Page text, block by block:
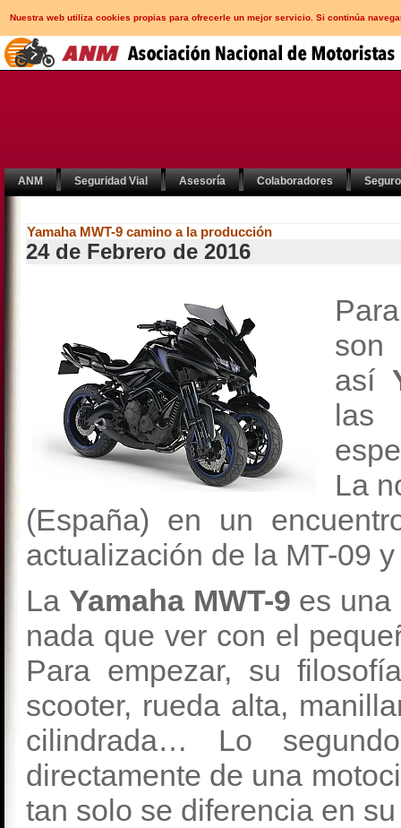
Nuestra web utiliza cookies propias para ofrecerle un mejor servicio. Si continúa
ANM Seguridad Vial Asesoría Colaboradores
Yamaha MWT-9 camino a la producción
24 de Febrero de 2016
son
así
las
La
(España) en un
actualización de la MT-09
La Yamaha MWT-9 es una
nada que ver con el
Para empezar, su
scooter, rueda alta,
cilindrada… Lo
directamente de una
tan solo se diferencia en